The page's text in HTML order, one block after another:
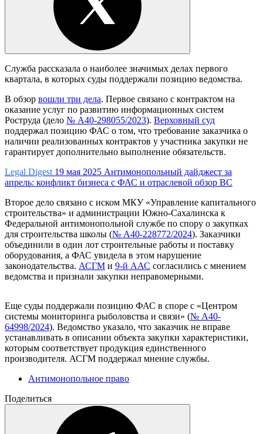
Служба рассказала о наиболее значимых делах первого
квартала, в которых суды поддержали позицию ведомства.
В обзор вошли три дела. Первое связано с контрактом на
оказание услуг по развитию информационных систем
Роструда (дело № А40-298055/2023). Верховный суд
поддержал позицию ФАС о том, что требование заказчика о
наличии реализованных контрактов у участника закупки не
гарантирует дополнительно выполнение обязательств.
Legal Digest 19 мая 2025 Антимонопольный дайджест за
апрель: конфликт бизнеса с ФАС и отраслевой обзор ВС
Второе дело связано с иском МКУ «Управление капитального
строительства» и администрации Южно-Сахалинска к
Федеральной антимонопольной службе по спору о закупках
для строительства школы (№ А40-228772/2024). Заказчики
объединили в один лот строительные работы и поставку
оборудования, а ФАС увидела в этом нарушение
законодательства. АСГМ и 9-й ААС согласились с мнением
ведомства и признали закупки неправомерными.
Еще суды поддержали позицию ФАС в споре с «Центром
системы мониторинга рыболовства и связи» (№ А40-
64998/2024). Ведомство указало, что заказчик не вправе
устанавливать в описании объекта закупки характеристики,
которым соответствует продукция единственного
производителя. АСГМ поддержал мнение службы.
Антимонопольное право
Поделиться